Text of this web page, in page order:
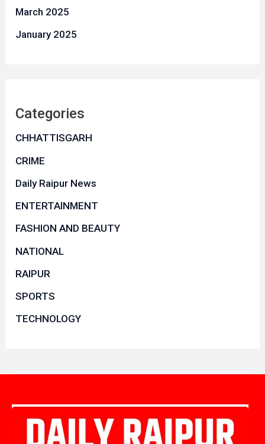
March 2025
January 2025
Categories
CHHATTISGARH
CRIME
Daily Raipur News
ENTERTAINMENT
FASHION AND BEAUTY
NATIONAL
RAIPUR
SPORTS
TECHNOLOGY